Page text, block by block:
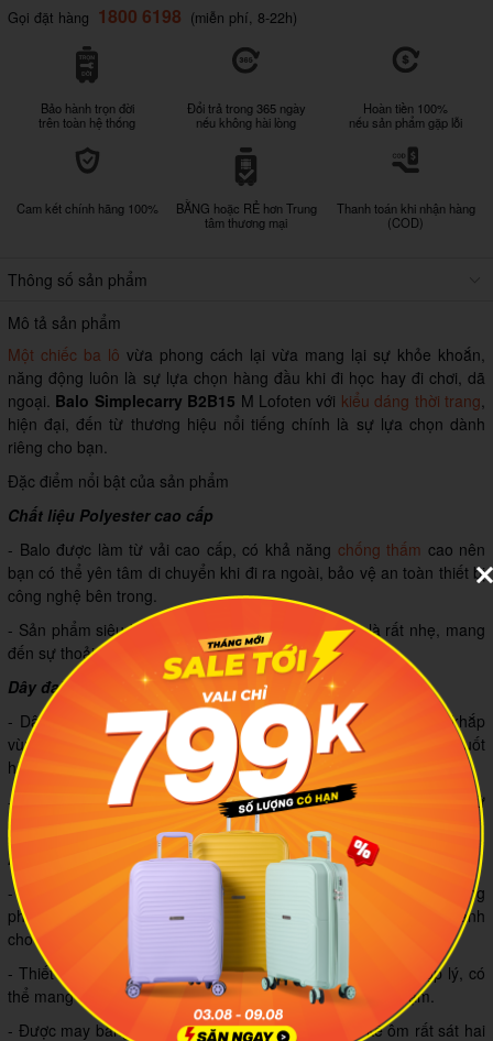
Gọi đặt hàng 1800 6198 (miễn phí, 8-22h)
Bảo hành trọn đời
trên toàn hệ thống
Đổi trả trong 365 ngày
nếu không hài lòng
Hoàn tiền 100%
nếu sản phẩm gặp lỗi
Cam kết chính hãng 100%
BẰNG hoặc RẺ hơn Trung
tâm thương mại
Thanh toán khi nhận hàng
(COD)
Thông số sản phẩm
Mô tả sản phẩm
Một chiếc ba lô vừa phong cách lại vừa mang lại sự khỏe khoắn,
năng động luôn là sự lựa chọn hàng đầu khi đi học hay đi chơi, dã
ngoại. Balo Simplecarry B2B15 M Lofoten với kiểu dáng thời trang,
hiện đại, đến từ thương hiệu nổi tiếng chính là sự lựa chọn dành
riêng cho bạn.
Đặc điểm nổi bật của sản phẩm
Chất liệu Polyester cao cấp
- Balo được làm từ vải cao cấp, có khả năng chống thấm cao nên
bạn có thể yên tâm di chuyển khi đi ra ngoài, bảo vệ an toàn thiết bị
công nghệ bên trong.
- Sản phẩm siêu bền, chống trầy xước và đặc biệt là rất nhẹ, mang
đến sự thoải mái, tiện dụng khi sử dụng.
Dây đai bản lớn chịu lực tốt
- Dây đeo có bản lớn giúp chịu lực tốt và phân chia lực đều khắp
vùng vai nên không làm bạn nhức mỏi cánh tay, vai, lưng trong suốt
hành trình mang vác đồ đạc.
- Có thể điều chỉnh độ dài để phù hợp với chiều cao của người sử
dụng.
Kiểu dáng thời trang
- Simplecarry B2B01 Backpack 14" S Lofoten sở hữu thiết kế mang
phong cách trẻ trung và độc đáo, là một phụ kiện hoàn hảo dành
cho bạn trẻ mỗi khi đi dạo phố, du lịch và cả khi đi học.
- Thiết kế ngăn chứa rộng rãi, tiện dụng, được phân chia hợp lý, có
thể mang được laptop cùng các phụ kiên, tránh gây va chạm.
- Được may bằng kỹ thuật gấp mép dây viền, thiết kế ôm rất sát hai